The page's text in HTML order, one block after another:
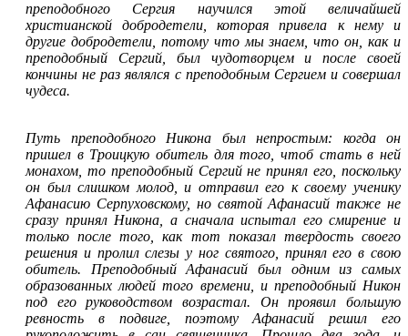
преподобного Сергия научился этой величайшей
христианской добродетели, которая привела к нему и
другие добродетели, потому что мы знаем, что он, как и
преподобный Сергий, был чудотворцем и после своей
кончины не раз являлся с преподобным Сергием и совершал
чудеса.
Путь преподобного Никона был непростым: когда он
пришел в Троицкую обитель для того, чтоб стать в ней
монахом, то преподобный Сергий не принял его, поскольку
он был слишком молод, и отправил его к своему ученику
Афанасию Серпуховскому, но святой Афанасий также не
сразу принял Никона, а сначала испытал его смирение и
только после того, как тот показал твердость своего
решения и пролил слезы у ног святого, принял его в свою
обитель. Преподобный Афанасий был одним из самых
образованных людей того времени, и преподобный Никон
под его руководством возрастал. Он проявил большую
ревность в подвиге, поэтому Афанасий решил его